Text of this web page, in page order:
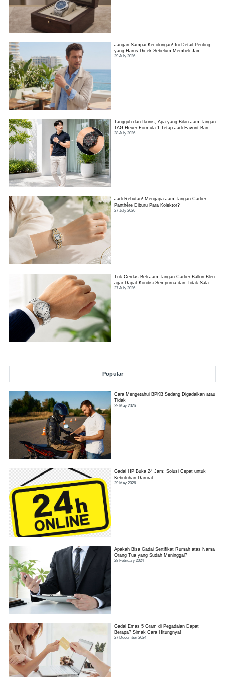
Jangan Sampai Kecolongan! Ini Detail Penting
yang Harus Dicek Sebelum Membeli Jam
Tangan TAG Heuer Link
29 July 2026
Tangguh dan Ikonis, Apa yang Bikin Jam Tangan
TAG Heuer Formula 1 Tetap Jadi Favorit Banyak
Orang?
28 July 2026
Jadi Rebutan! Mengapa Jam Tangan Cartier
Panthère Diburu Para Kolektor?
27 July 2026
Trik Cerdas Beli Jam Tangan Cartier Ballon Bleu
agar Dapat Kondisi Sempurna dan Tidak Salah
Pilih
27 July 2026
Popular
Cara Mengetahui BPKB Sedang Digadaikan atau
Tidak
29 May 2026
Gadai HP Buka 24 Jam: Solusi Cepat untuk
Kebutuhan Darurat
29 May 2026
Apakah Bisa Gadai Sertifikat Rumah atas Nama
Orang Tua yang Sudah Meninggal?
28 February 2024
Gadai Emas 5 Gram di Pegadaian Dapat
Berapa? Simak Cara Hitungnya!
27 December 2024